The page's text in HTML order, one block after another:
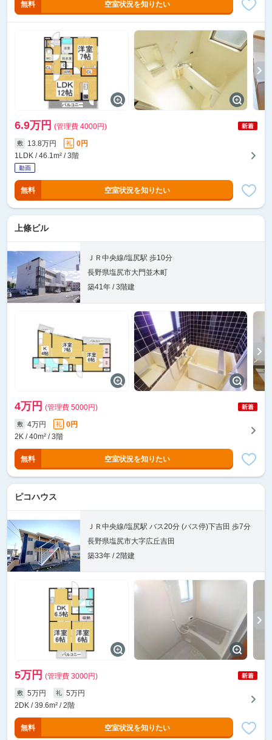
無料 空室状況を知りたい
6.9万円 (管理費 4000円)
敷 13.8万円 礼
0円
1LDK / 46.1m² / 3階
無料 空室状況を知りたい
上條ビル
ＪＲ中央線/塩尻駅 歩10分
長野県塩尻市大門並木町
築41年 / 3階建
4万円 (管理費 5000円)
敷 4万円 礼
0円
2K / 40m² / 3階
無料 空室状況を知りたい
ピコハウス
ＪＲ中央線/塩尻駅 バス20分 (バス停)下吉田 歩7分
長野県塩尻市大字広丘吉田
築33年 / 2階建
5万円 (管理費 3000円)
敷 5万円 礼
5万円
2DK / 39.6m² / 2階
無料 空室状況を知りたい